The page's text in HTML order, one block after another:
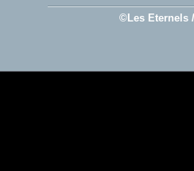
©Les Eternels